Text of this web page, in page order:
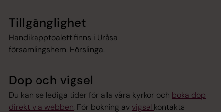
Tillgänglighet
Handikapptoalett finns i Uråsa
församlingshem. Hörslinga.
Dop och vigsel
Du kan se lediga tider för alla våra kyrkor och boka dop
direkt via webben. För bokning av vigsel kontakta